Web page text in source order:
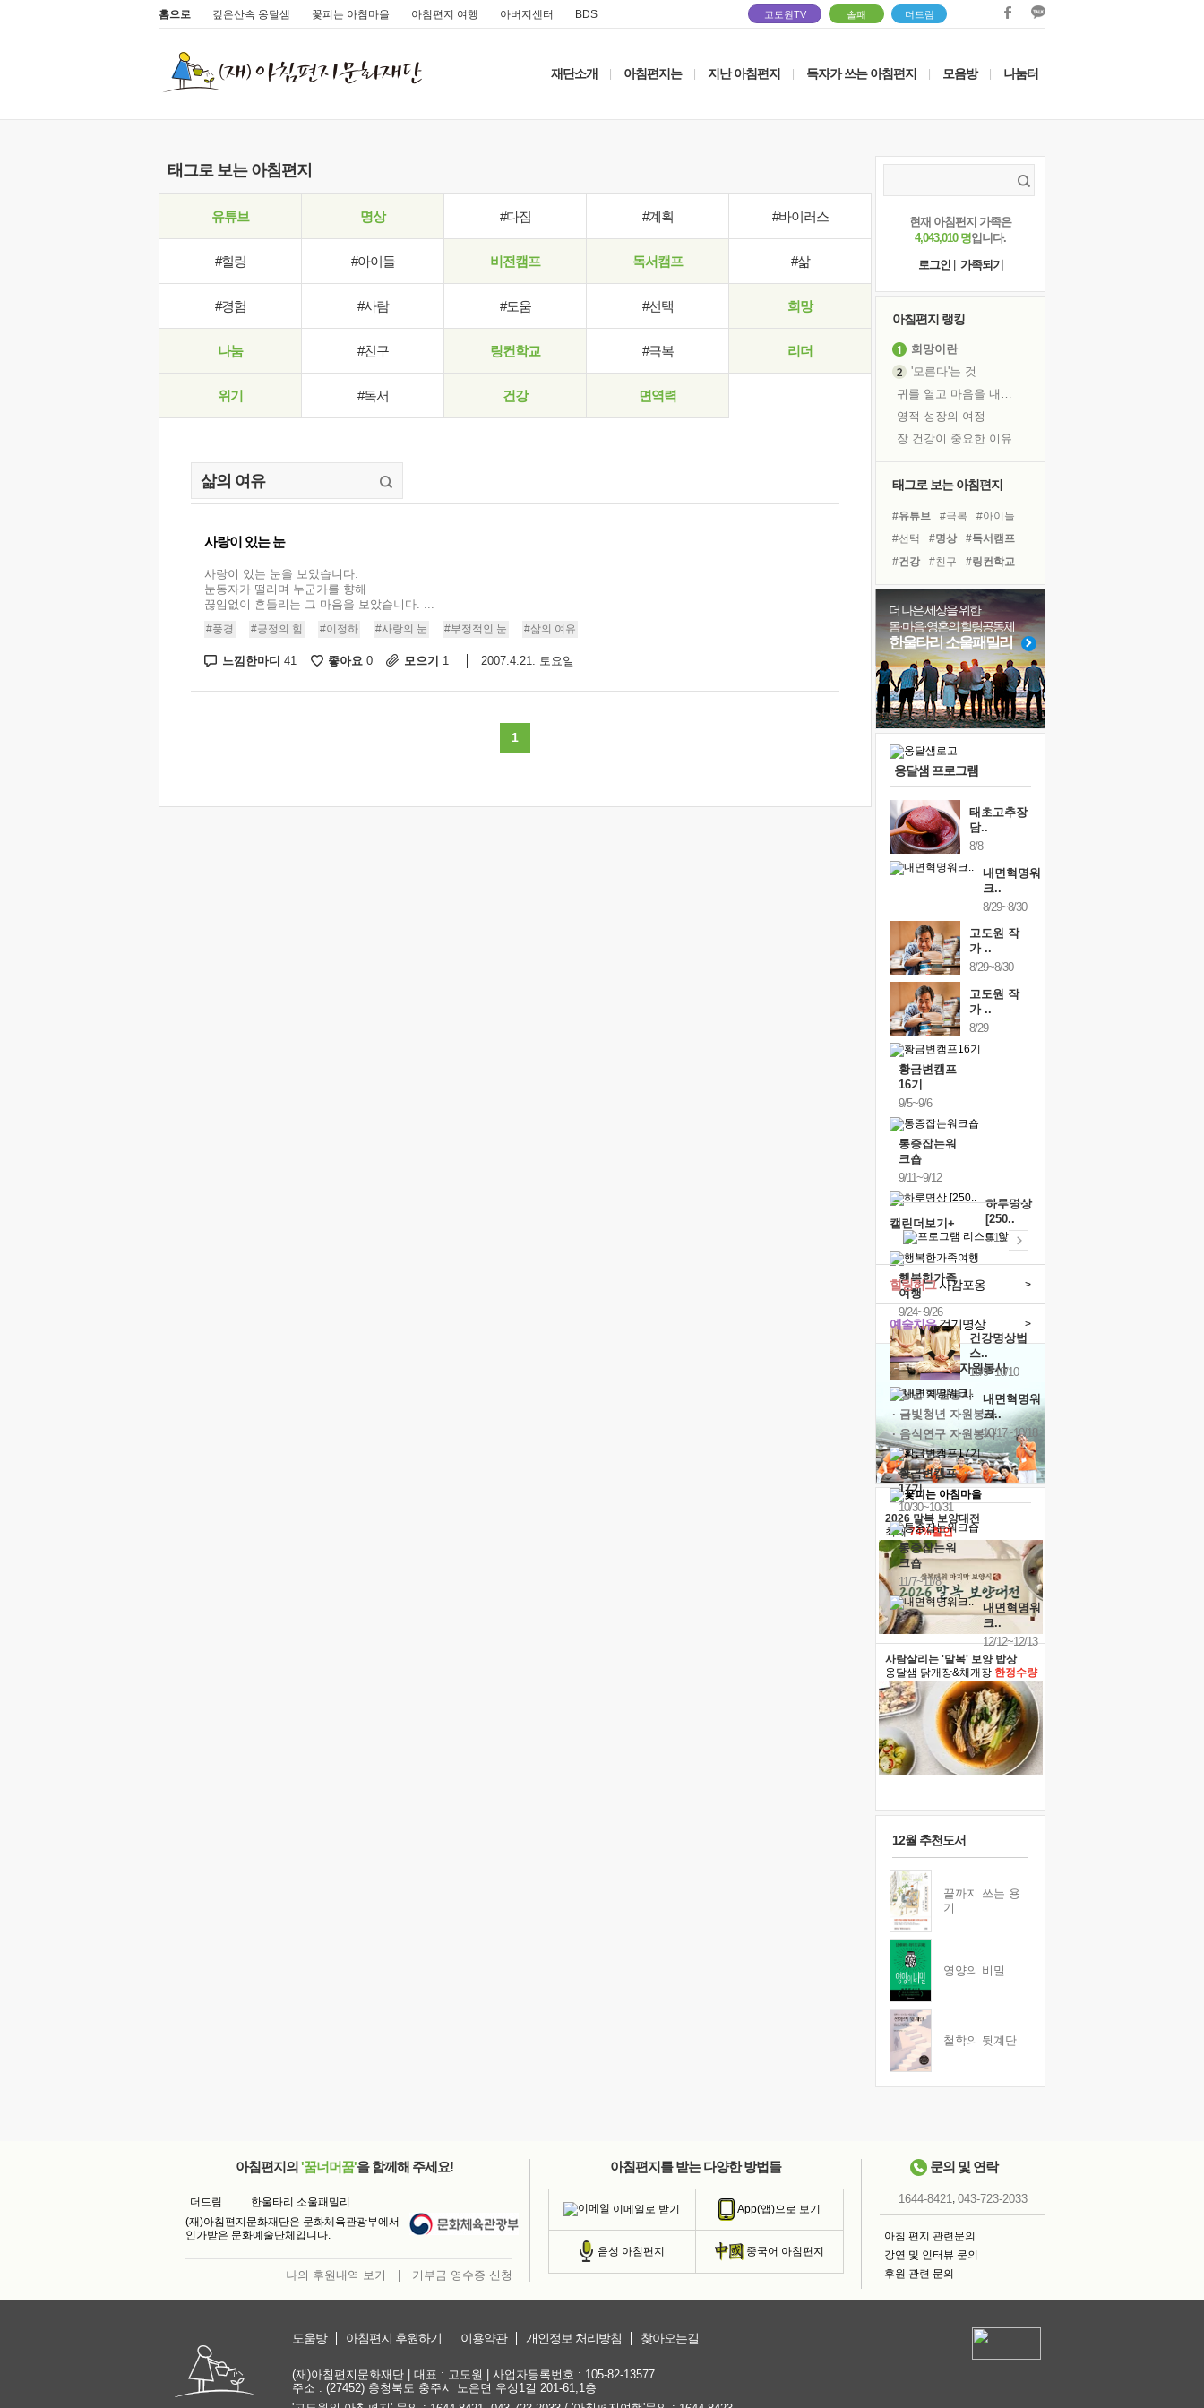
홈으로 깊은산속 옹달샘 꽃피는 아침마을 아침편지 여행 아버지센터 BDS 고도원TV 솔패 더드림
재단소개 아침편지는 지난 아침편지 독자가 쓰는 아침편지 모음방 나눔터
태그로 보는 아침편지
유튜브 명상 #다짐 #계획 #바이러스
#힐링 #아이들 비전캠프 독서캠프 #삶
#경험 #사람 #도움 #선택 희망
나눔 #친구 링컨학교 #극복 리더
위기 #독서 건강 면역력
사랑이 있는 눈
사랑이 있는 눈을 보았습니다.
눈동자가 떨리며 누군가를 향해
끊임없이 흔들리는 그 마음을 보았습니다. ...
#풍경 #긍정의 힘 #이정하 #사랑의 눈 #부정적인 눈 #삶의 여유
느낌한마디 41 좋아요 0 모으기 1 2007.4.21. 토요일
1
현재 아침편지 가족은
4,043,010 명입니다.
로그인
가족되기
아침편지 랭킹
희망이란
'모른다'는 것
귀를 열고 마음을 내어주고
영적 성장의 여정
장 건강이 중요한 이유
흙이 된 몸으로 출근하는 여자
꿈이 실제가 되는 것
'말 타는 법'을 먼저
졸업식 사진을 보며
극심한 변비, 어깨결림, 수면 장애
아픈 아버지를 위한 공간 설계
슬럼프
보고 싶은 어머니
못된 꼰대들
태그로 보는 아침편지
#유튜브 #극복
#아이들
#선택
#명상
#독서캠프
#건강
#친구
#링컨학교
#도움
#바이러스
#삶
#계획
#리더
#비전캠프
#사람
#경험
#면역력
#나눔
#다짐 #독서
더 나은 세상을 위한
몸·마음·영혼의 힐링공동체
한울타리 소울패밀리
옹달샘 프로그램
태초고추장
담..
8/8
내면혁명워
크..
8/29~8/30
고도원 작
가 ..
8/29~8/30
고도원 작
가 ..
8/29
황금변캠프
16기
9/5~9/6
통증잡는워
크숍
9/11~9/12
하루명상
[250..
9/19
행복한가족
여행
9/24~9/26
건강명상법
스..
10/9~10/10
내면혁명워
크..
10/17~10/18
황금변캠프
17기
10/30~10/31
통증잡는워
크숍
11/7~11/8
내면혁명워
크..
12/12~12/13
캘린더보기+
예술치유걷기명상 >
힐링허그사감포옹 >
'옹달샘의 꽃'자원봉사
· 청년 자원봉사
· 금빛청년 자원봉사
· 음식연구 자원봉사
2026 말복 보양대전
최대74%할인
사람살리는 '말복' 보양 밥상
옹달샘 닭개장&채개장 한정수량
12월 추천도서
끝까지 쓰는 용
기
영양의 비밀
철학의 뒷계단
아침편지의 '꿈너머꿈'을 함께해 주세요!
더드림
한울타리 소울패밀리
(재)아침편지문화재단은 문화체육관광부에서
인가받은 문화예술단체입니다.
나의 후원내역 보기 기부금 영수증 신청
아침편지를 받는 다양한 방법들
이메일로 받기 App(앱)으로 보기
음성 아침편지 중국어 아침편지
문의 및 연락
1644-8421, 043-723-2033
아침 편지 관련문의
강연 및 인터뷰 문의
후원 관련 문의
도움방 아침편지 후원하기 이용약관 개인정보 처리방침 찾아오는길
(재)아침편지문화재단 | 대표 : 고도원 | 사업자등록번호 : 105-82-13577
주소 : (27452) 충청북도 충주시 노은면 우성1길 201-61,1층